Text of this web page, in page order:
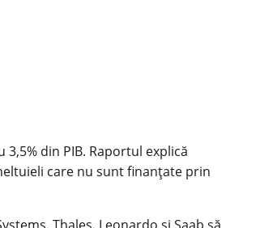
din PIB. Raportul explică
care nu sunt finanțate prin